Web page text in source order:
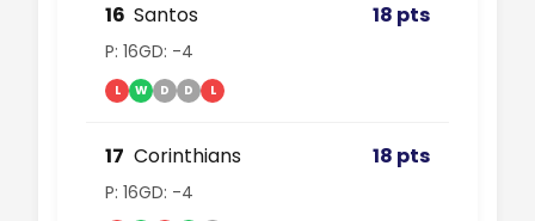
16 Santos 18 pts
P: 16GD: -4
L W D D L
17 Corinthians 18 pts
P: 16GD: -4